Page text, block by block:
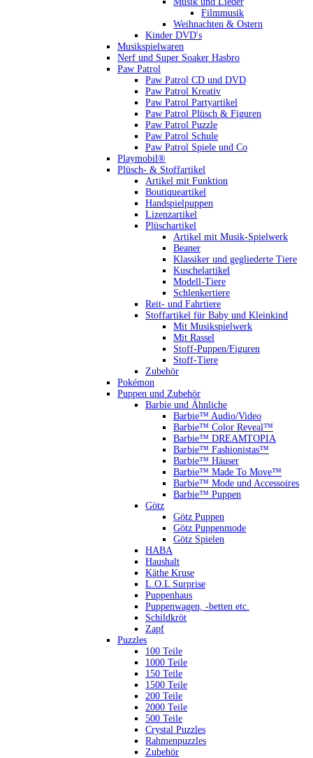
Filmmusik
Weihnachten & Ostern
Kinder DVD's
Musikspielwaren
Nerf und Super Soaker Hasbro
Paw Patrol
Paw Patrol CD und DVD
Paw Patrol Kreativ
Paw Patrol Partyartikel
Paw Patrol Plüsch & Figuren
Paw Patrol Puzzle
Paw Patrol Schule
Paw Patrol Spiele und Co
Playmobil®
Plüsch- & Stoffartikel
Artikel mit Funktion
Boutiqueartikel
Handspielpuppen
Lizenzartikel
Plüschartikel
Artikel mit Musik-Spielwerk
Beaner
Klassiker und gegliederte Tiere
Kuschelartikel
Modell-Tiere
Schlenkertiere
Reit- und Fahrtiere
Stoffartikel für Baby und Kleinkind
Mit Musikspielwerk
Mit Rassel
Stoff-Puppen/Figuren
Stoff-Tiere
Zubehör
Pokémon
Puppen und Zubehör
Barbie und Ähnliche
Barbie™ Audio/Video
Barbie™ Color Reveal™
Barbie™ DREAMTOPIA
Barbie™ Fashionistas™
Barbie™ Häuser
Barbie™ Made To Move™
Barbie™ Mode und Accessoires
Barbie™ Puppen
Götz
Götz Puppen
Götz Puppenmode
Götz Spielen
HABA
Haushalt
Käthe Kruse
L.O.L Surprise
Puppenhaus
Puppenwagen, -betten etc.
Schildkröt
Zapf
Puzzles
100 Teile
1000 Teile
150 Teile
1500 Teile
200 Teile
2000 Teile
500 Teile
Crystal Puzzles
Rahmenpuzzles
Zubehör